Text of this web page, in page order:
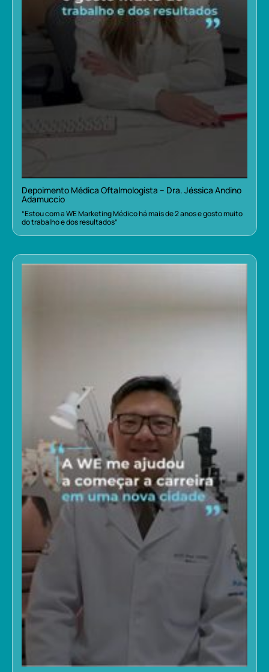
Depoimento Médica Oftalmologista – Dra. Jéssica Andino
Adamuccio
“Estou com a WE Marketing Médico há mais de 2 anos e gosto muito
do trabalho e dos resultados”